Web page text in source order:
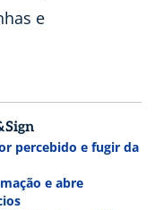
e
percebido e fugir da
e abre